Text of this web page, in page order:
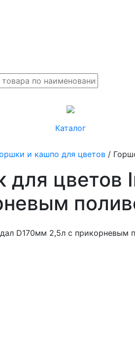
Каталог
и кашпо для цветов /
для цветов
D170мм 2,5л с прикорневым